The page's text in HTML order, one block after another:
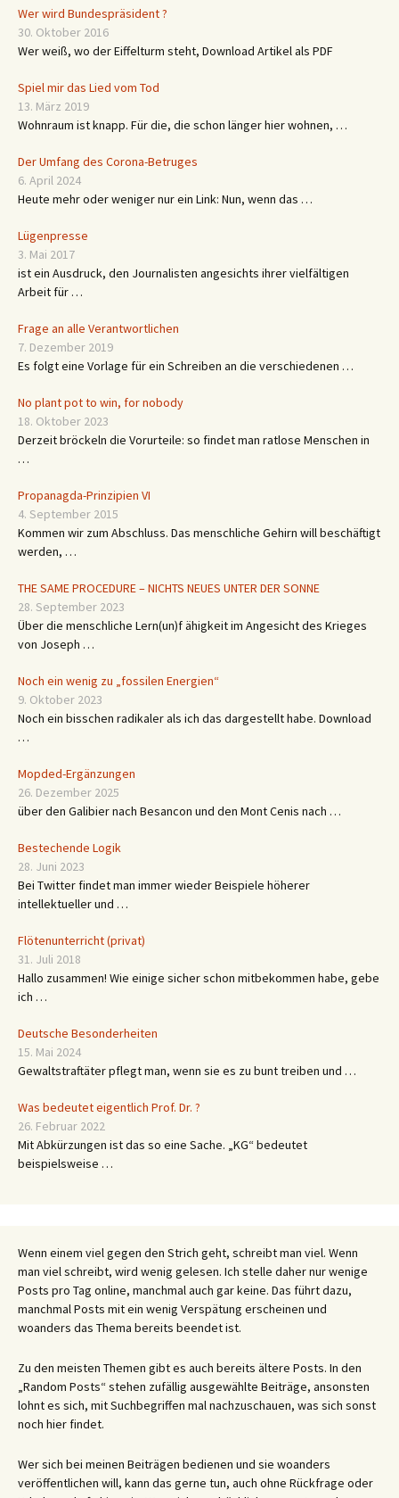
Wer wird Bundespräsident ?
30. Oktober 2016
Wer weiß, wo der Eiffelturm steht, Download Artikel als PDF
Spiel mir das Lied vom Tod
13. März 2019
Wohnraum ist knapp. Für die, die schon länger hier wohnen, …
Der Umfang des Corona-Betruges
6. April 2024
Heute mehr oder weniger nur ein Link: Nun, wenn das …
Lügenpresse
3. Mai 2017
ist ein Ausdruck, den Journalisten angesichts ihrer vielfältigen
Arbeit für …
Frage an alle Verantwortlichen
7. Dezember 2019
Es folgt eine Vorlage für ein Schreiben an die verschiedenen …
No plant pot to win, for nobody
18. Oktober 2023
Derzeit bröckeln die Vorurteile: so findet man ratlose Menschen in
…
Propanagda-Prinzipien VI
4. September 2015
Kommen wir zum Abschluss. Das menschliche Gehirn will beschäftigt
werden, …
THE SAME PROCEDURE – NICHTS NEUES UNTER DER SONNE
28. September 2023
Über die menschliche Lern(un)f ähigkeit im Angesicht des Krieges
von Joseph …
Noch ein wenig zu „fossilen Energien“
9. Oktober 2023
Noch ein bisschen radikaler als ich das dargestellt habe. Download
…
Mopded-Ergänzungen
26. Dezember 2025
über den Galibier nach Besancon und den Mont Cenis nach …
Bestechende Logik
28. Juni 2023
Bei Twitter findet man immer wieder Beispiele höherer
intellektueller und …
Flötenunterricht (privat)
31. Juli 2018
Hallo zusammen! Wie einige sicher schon mitbekommen habe, gebe
ich …
Deutsche Besonderheiten
15. Mai 2024
Gewaltstraftäter pflegt man, wenn sie es zu bunt treiben und …
Was bedeutet eigentlich Prof. Dr. ?
26. Februar 2022
Mit Abkürzungen ist das so eine Sache. „KG“ bedeutet
beispielsweise …
Wenn einem viel gegen den Strich geht, schreibt man viel. Wenn
man viel schreibt, wird wenig gelesen. Ich stelle daher nur wenige
Posts pro Tag online, manchmal auch gar keine. Das führt dazu,
manchmal Posts mit ein wenig Verspätung erscheinen und
woanders das Thema bereits beendet ist.
Zu den meisten Themen gibt es auch bereits ältere Posts. In den
„Random Posts“ stehen zufällig ausgewählte Beiträge, ansonsten
lohnt es sich, mit Suchbegriffen mal nachzuschauen, was sich sonst
noch hier findet.
Wer sich bei meinen Beiträgen bedienen und sie woanders
veröffentlichen will, kann das gerne tun, auch ohne Rückfrage oder